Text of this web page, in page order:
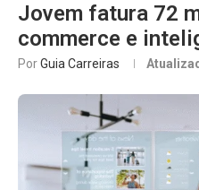
Jovem fatura 72
commerce e
PorGuia Carreiras